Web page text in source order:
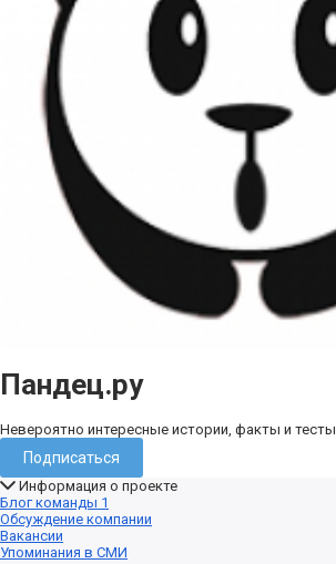
Пандец.ру
Невероятно интересные истории, факты и тесты
Подписаться
Информация о проекте
Блог команды 1
Обсуждение компании
Вакансии
Упоминания в СМИ